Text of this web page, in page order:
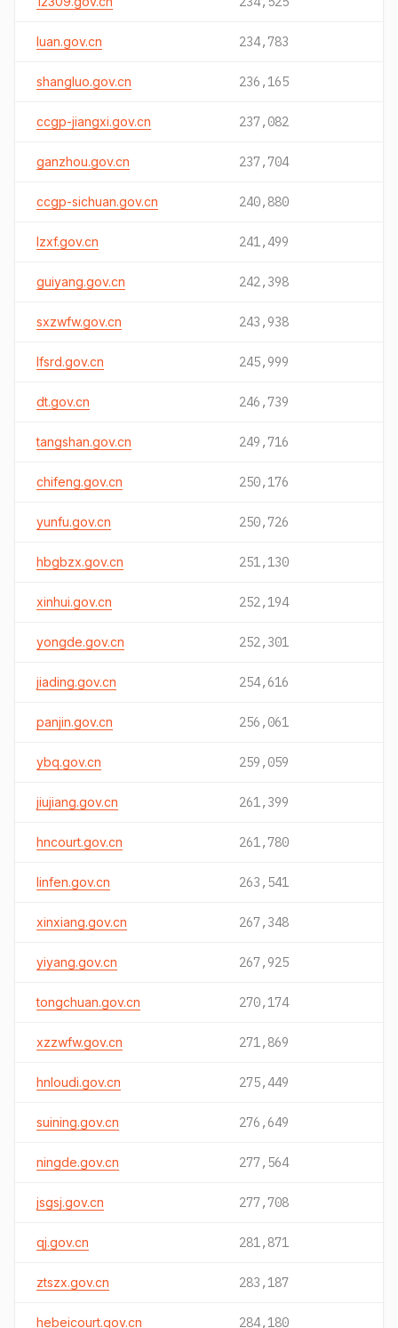
luan.gov.cn 234,783
shangluo.gov.cn 236,165
ccgp-jiangxi.gov.cn 237,082
ganzhou.gov.cn 237,704
ccgp-sichuan.gov.cn 240,880
lzxf.gov.cn 241,499
guiyang.gov.cn 242,398
sxzwfw.gov.cn 243,938
lfsrd.gov.cn 245,999
dt.gov.cn 246,739
tangshan.gov.cn 249,716
chifeng.gov.cn 250,176
yunfu.gov.cn 250,726
hbgbzx.gov.cn 251,130
xinhui.gov.cn 252,194
yongde.gov.cn 252,301
jiading.gov.cn 254,616
panjin.gov.cn 256,061
ybq.gov.cn 259,059
jiujiang.gov.cn 261,399
hncourt.gov.cn 261,780
linfen.gov.cn 263,541
xinxiang.gov.cn 267,348
yiyang.gov.cn 267,925
tongchuan.gov.cn 270,174
xzzwfw.gov.cn 271,869
hnloudi.gov.cn 275,449
suining.gov.cn 276,649
ningde.gov.cn 277,564
jsgsj.gov.cn 277,708
qj.gov.cn 281,871
ztszx.gov.cn 283,187
hebeicourt.gov.cn 284,180